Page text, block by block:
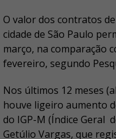
O valor dos contratos
cidade de São Paulo
março, na comparação
fevereiro, segundo
Nos últimos 12 meses
houve ligeiro aumento
do IGP-M (Índice Geral
Getúlio Vargas, que